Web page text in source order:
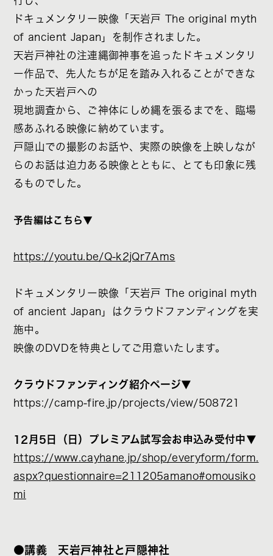
ドキュメンタリー映像「天岩戸 The original myth
of ancient Japan」を制作されました。
天岩戸神社の注連縄御神事を追ったドキュメンタリ
ー作品で、先人たちが足を踏み入れることができな
かった天岩戸への
現地調査から、ご神体にしめ縄を張るまでを、臨場
感あふれる映像に納めています。
戸隠山での撮影のお話や、実際の映像を上映しなが
らのお話は迫力ある映像とともに、とても印象に残
るものでした。
予告編はこちら▼
https://youtu.be/Q-k2jQr7Ams
ドキュメンタリー映像「天岩戸 The original myth
of ancient Japan」はクラウドファンディングを実
施中。
映像のDVDを特典としてご用意いたします。
クラウドファンディング紹介ページ▼
https://camp-fire.jp/projects/view/508721
12月5日（日）プレミアム試写会お申込み受付中▼
https://www.cayhane.jp/shop/everyform/form.
aspx?questionnaire=211205amano#omousiko
mi
●講義 天岩戸神社と戸隠神社